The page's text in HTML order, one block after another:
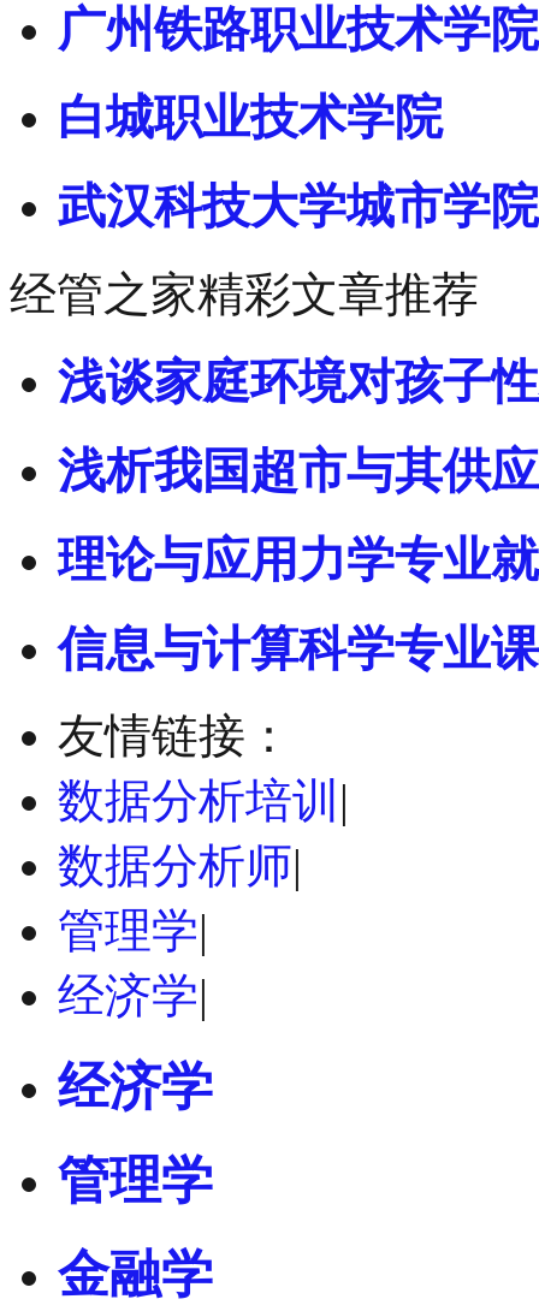
广州铁路职业技术学院
白城职业技术学院
武汉科技大学城市学院
经管之家精彩文章推荐
浅谈家庭环境对孩子
浅析我国超市与其供
理论与应用力学专业
信息与计算科学专业
友情链接：
数据分析培训 |
数据分析师|
管理学|
经济学|
经济学
管理学
金融学